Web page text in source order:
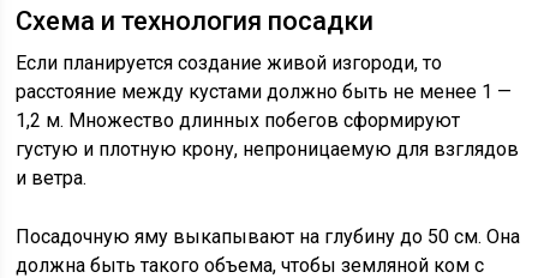
Схема и технология посадки
Если планируется создание живой изгороди, то
расстояние между кустами должно быть не менее 1 —
1,2 м. Множество длинных побегов сформируют
густую и плотную крону, непроницаемую для взглядов
и ветра.
Посадочную яму выкапывают на глубину до 50 см. Она
должна быть такого объема, чтобы земляной ком с